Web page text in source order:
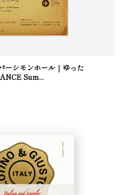
ーシモンホール｜ゆった
Sum...